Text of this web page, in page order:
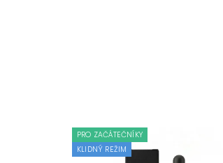
PRO ZAČÁTEČNÍKY
KLIDNÝ REŽIM